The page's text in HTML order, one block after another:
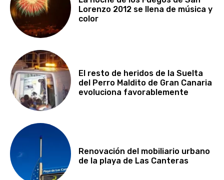
Lorenzo 2012 se llena de música y
color
El resto de heridos de la Suelta
del Perro Maldito de Gran Canaria
evoluciona favorablemente
Renovación del mobiliario urbano
de la playa de Las Canteras